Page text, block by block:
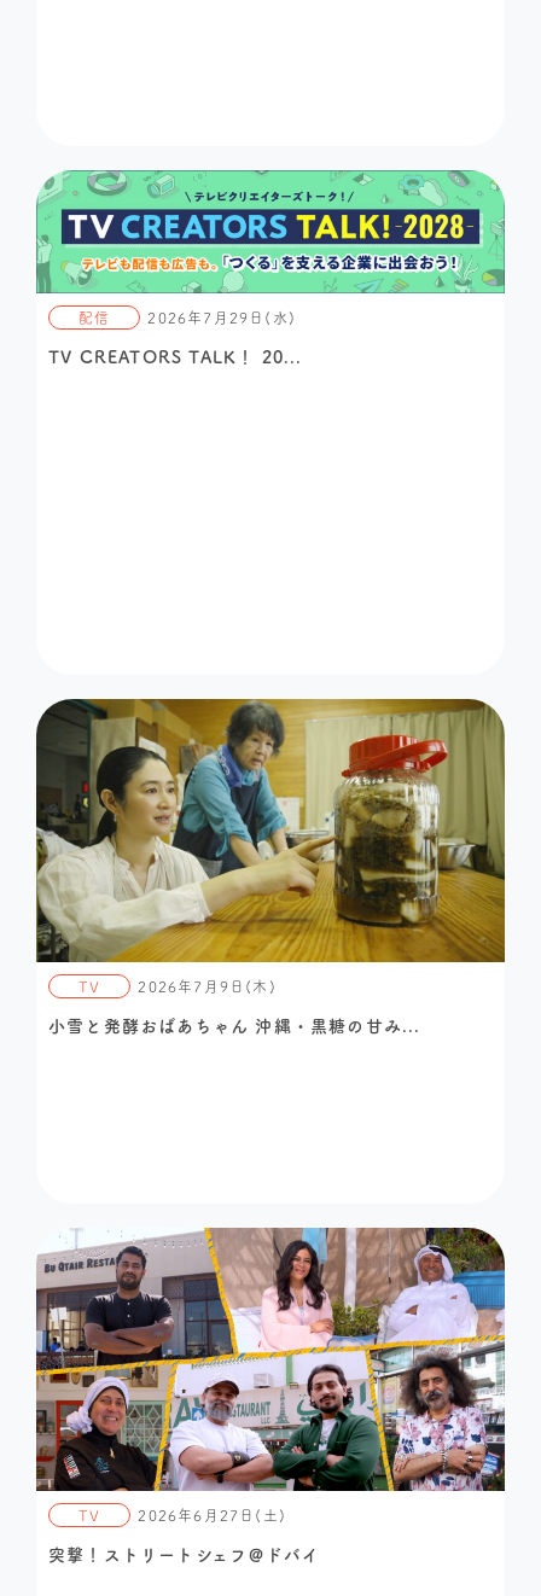
配信 2026年7月29日(水)
TV CREATORS TALK！ 20...
TV 2026年7月9日(木)
小雪と発酵おばあちゃん 沖縄・黒糖の甘み...
TV 2026年6月27日(土)
突撃！ストリートシェフ＠ドバイ